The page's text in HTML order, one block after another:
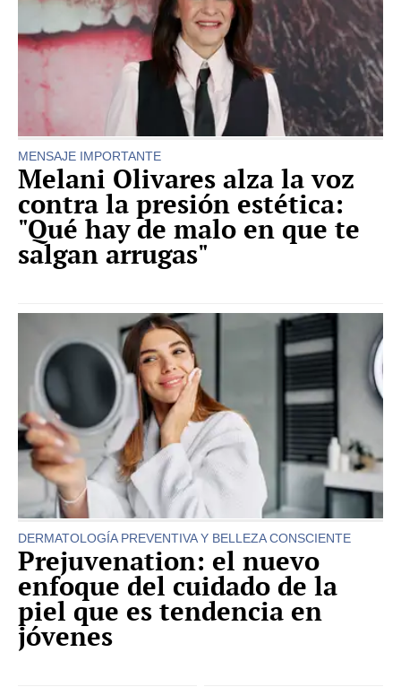
MENSAJE IMPORTANTE
Melani Olivares alza la voz
contra la presión estética:
"Qué hay de malo en que te
salgan arrugas"
DERMATOLOGÍA PREVENTIVA Y BELLEZA CONSCIENTE
Prejuvenation: el nuevo
enfoque del cuidado de la
piel que es tendencia en
jóvenes